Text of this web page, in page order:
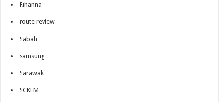
Rihanna
route review
Sabah
samsung
Sarawak
SCKLM